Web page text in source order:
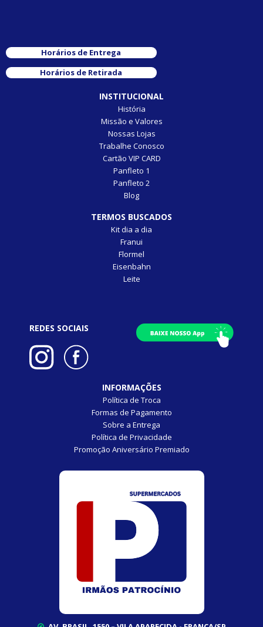
Horários de Entrega
Horários de Retirada
INSTITUCIONAL
História
Missão e Valores
Nossas Lojas
Trabalhe Conosco
Cartão VIP CARD
Panfleto 1
Panfleto 2
Blog
TERMOS BUSCADOS
Kit dia a dia
Franui
Flormel
Eisenbahn
Leite
REDES SOCIAIS
INFORMAÇÕES
Política de Troca
Formas de Pagamento
Sobre a Entrega
Política de Privacidade
Promoção Aniversário Premiado